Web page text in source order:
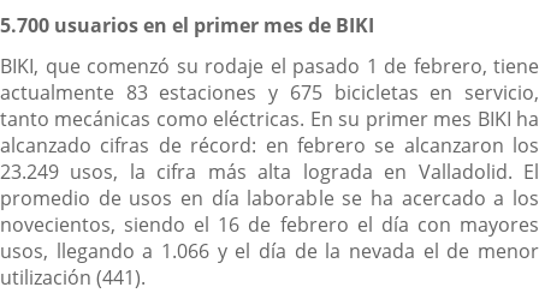
5.700 usuarios en el primer mes de BIKI
BIKI, que comenzó su rodaje el pasado 1 de febrero, tiene
actualmente 83 estaciones y 675 bicicletas en servicio,
tanto mecánicas como eléctricas. En su primer mes BIKI ha
alcanzado cifras de récord: en febrero se alcanzaron los
23.249 usos, la cifra más alta lograda en Valladolid. El
promedio de usos en día laborable se ha acercado a los
novecientos, siendo el 16 de febrero el día con mayores
usos, llegando a 1.066 y el día de la nevada el de menor
utilización (441).